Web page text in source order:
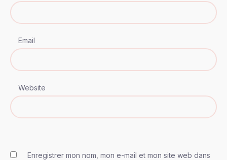
Email
Website
Enregistrer mon nom, mon e-mail et mon site web dans